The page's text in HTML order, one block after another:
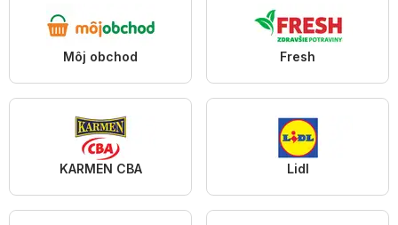
Môj obchod Fresh
KARMEN CBA Lidl